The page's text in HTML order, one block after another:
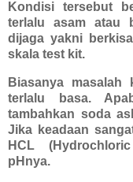
Kondisi tersebut
terlalu asam atau
dijaga yakni
skala test kit.
Biasanya masalah
terlalu basa.
tambahkan soda
Jika keadaan
HCL
pHnya.